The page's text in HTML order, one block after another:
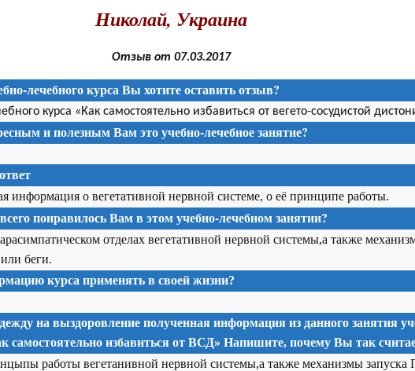
Николай, Украина
Отзыв от 07.03.2017
лечебного курса Вы хотите оставить отзыв?
курса «Как самостоятельно избавиться от вегето-сосудистой
и полезным Вам это учебно-лечебное занятие?
информация о вегетативной нервной системе, о её принципе работы.
понравилось Вам в этом учебно-лечебном занятии?
отделах вегетативной нервной системы,а также
беги.
курса применять в своей жизни?
на выздоровление полученная информация из данного занятия
самостоятельно избавиться от ВСД» Напишите, почему Вы так
работы вегетанивной нервной системы,а также механизмы